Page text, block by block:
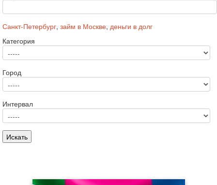
Санкт-Петербург, займ в Москве, деньги в долг
Категория
Город
Интервал